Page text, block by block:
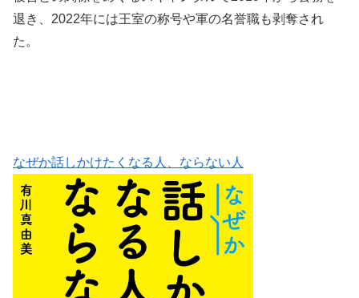
退き、2022年には王室の称号や軍の名誉職も剥奪され
た。
なぜか話しかけたくなる人、ならない人